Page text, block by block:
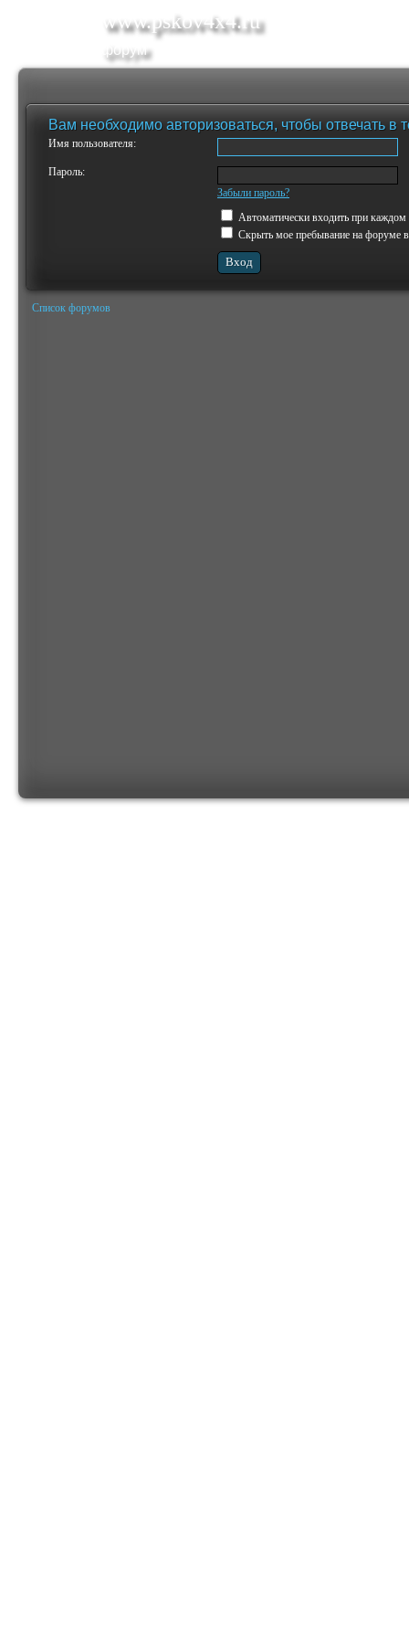
www.pskov4x4.ru
форум
Вам необходимо авторизоваться, чтобы отвечать в
Имя пользователя:
Пароль:
Забыли пароль?
Автоматически входить при каждом
Скрыть мое пребывание на форуме в
Список форумов